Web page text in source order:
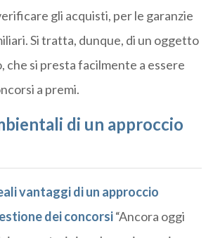
gli acquisti, per le garanzie
Si tratta, dunque, di un oggetto
che si presta facilmente a essere
a premi.
di un approccio
vantaggi di un approccio
dei concorsi“Ancora oggi